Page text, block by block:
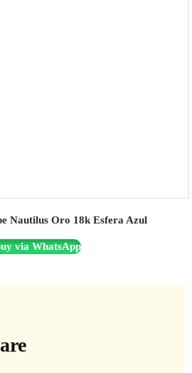
Nautilus Oro 18k Esfera Azul
via WhatsApp